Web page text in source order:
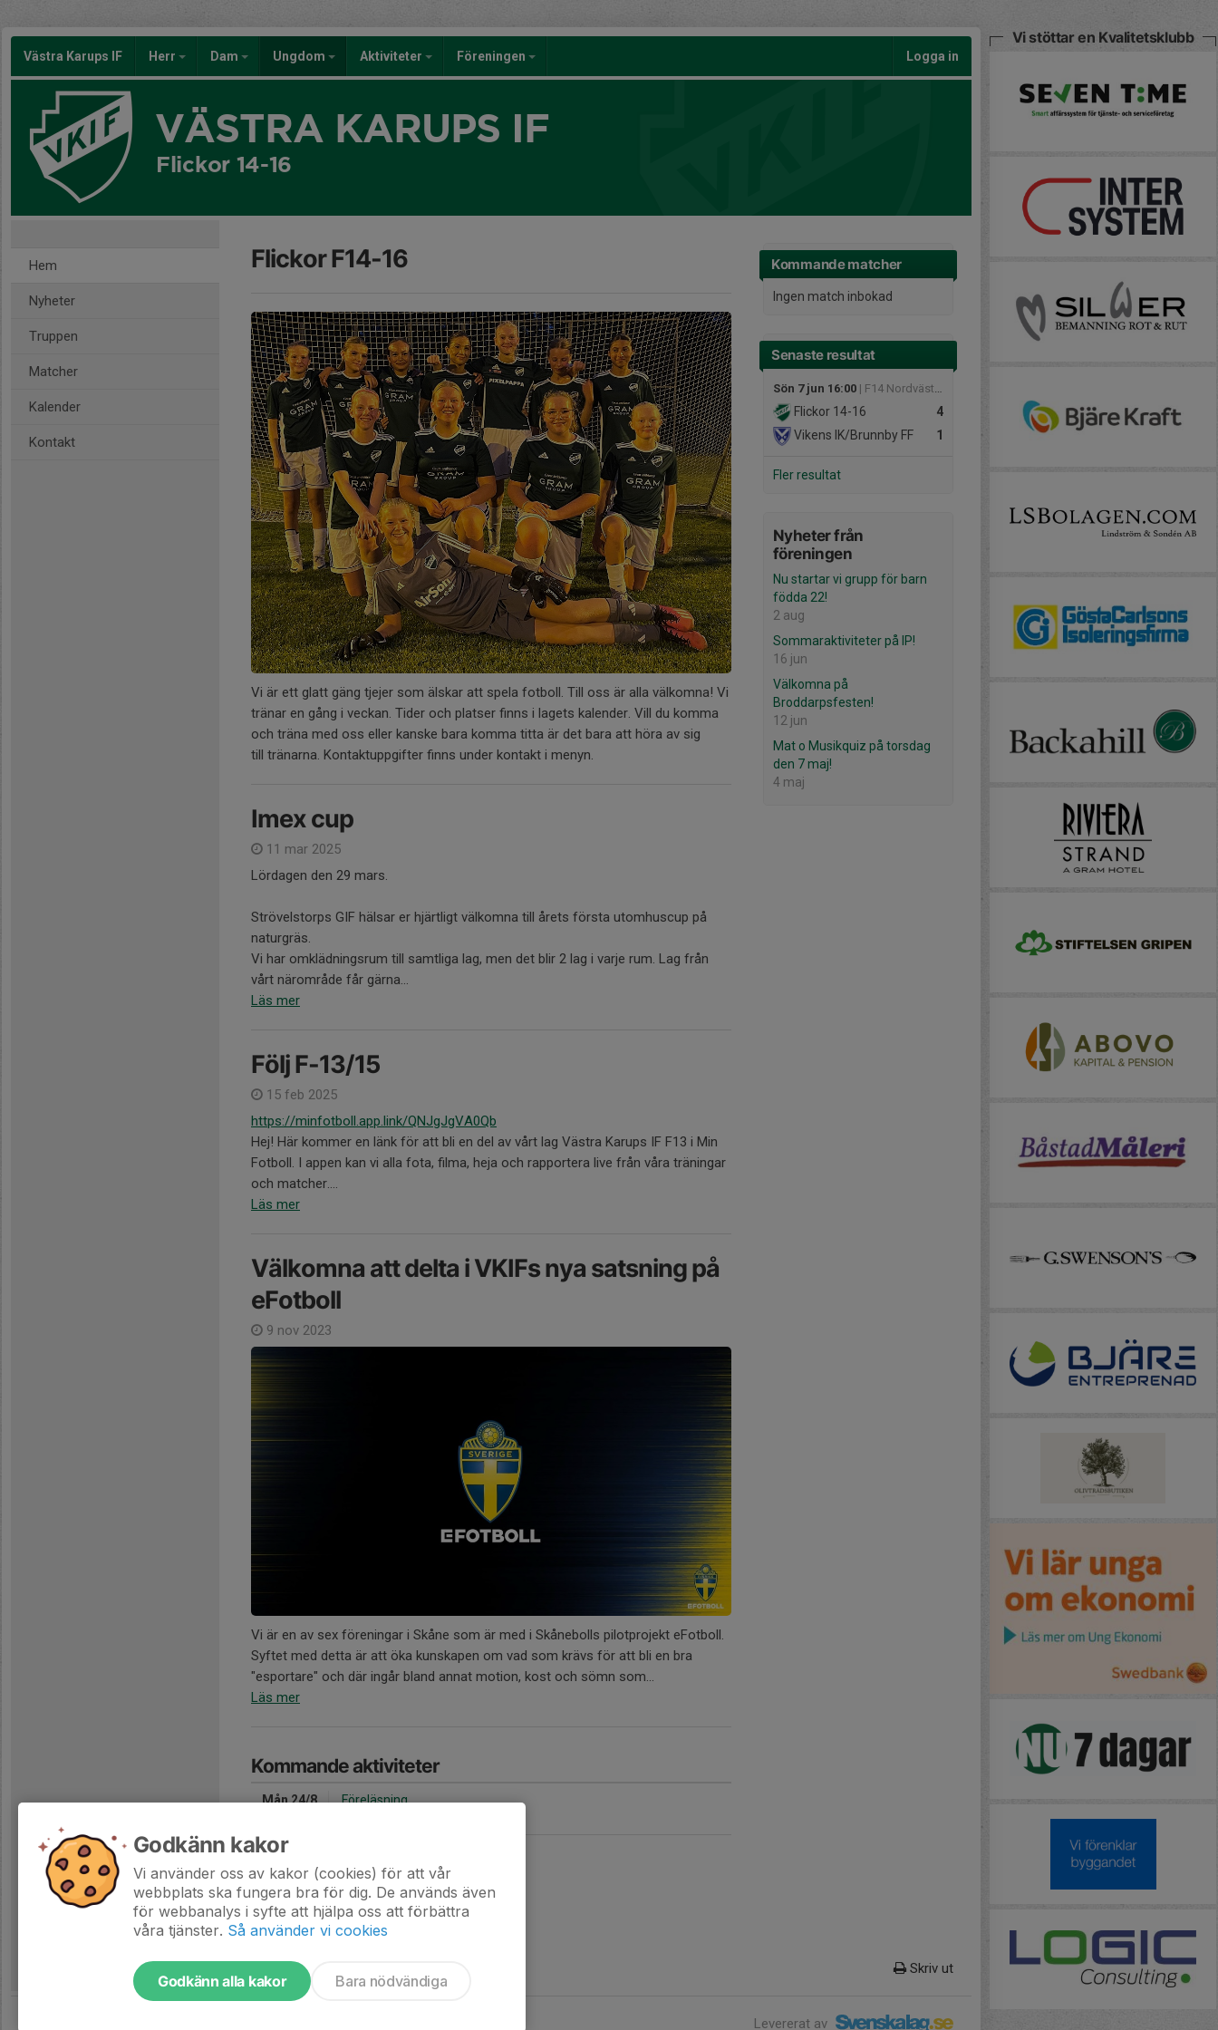
Västra Karups IF Herr Dam Ungdom Aktiviteter Föreningen Logga in
VÄSTRA KARUPS IF
Flickor 14-16
Hem
Nyheter
Truppen
Matcher
Kalender
Kontakt
Kommande matcher
Ingen match inbokad
Senaste resultat
Sön 7 jun 16:00 | F14 Nordvästra C, vår
4
Flickor 14-16
1
Vikens IK/Brunnby FF
Fler resultat
Nyheter från
föreningen
Nu startar vi grupp för barn
födda 22!
2 aug
Sommaraktiviteter på IP!
16 jun
Välkomna på
Broddarpsfesten!
12 jun
Mat o Musikquiz på torsdag
den 7 maj!
4 maj
Flickor F14-16
Vi är ett glatt gäng tjejer som älskar att spela fotboll. Till oss är alla välkomna! Vi
tränar en gång i veckan. Tider och platser finns i lagets kalender. Vill du komma
och träna med oss eller kanske bara komma titta är det bara att höra av sig
till tränarna. Kontaktuppgifter finns under kontakt i menyn.
Imex cup
11 mar 2025
Lördagen den 29 mars.
Strövelstorps GIF hälsar er hjärtligt välkomna till årets första utomhuscup på
naturgräs.
Vi har omklädningsrum till samtliga lag, men det blir 2 lag i varje rum. Lag från
vårt närområde får gärna...
Läs mer
Följ F-13/15
15 feb 2025
https://minfotboll.app.link/QNJgJgVA0Qb
Hej! Här kommer en länk för att bli en del av vårt lag Västra Karups IF F13 i Min
Fotboll. I appen kan vi alla fota, filma, heja och rapportera live från våra träningar
och matcher....
Läs mer
Välkomna att delta i VKIFs nya satsning på
eFotboll
9 nov 2023
Vi är en av sex föreningar i Skåne som är med i Skånebolls pilotprojekt eFotboll.
Syftet med detta är att öka kunskapen om vad som krävs för att bli en bra
"esportare" och där ingår bland annat motion, kost och sömn som...
Läs mer
Kommande aktiviteter
Mån 24/8 Föreläsning
Skriv ut
Levererat av
Vi stöttar en Kvalitetsklubb
Godkänn kakor
Vi använder oss av kakor (cookies) för att vår
webbplats ska fungera bra för dig. De används även
för webbanalys i syfte att hjälpa oss att förbättra
våra tjänster. Så använder vi cookies
Godkänn alla kakor Bara nödvändiga